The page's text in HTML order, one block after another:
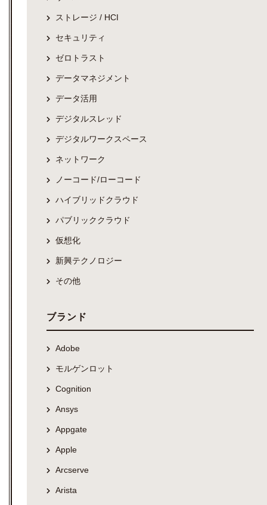
ストレージ / HCI
セキュリティ
ゼロトラスト
データマネジメント
データ活用
デジタルスレッド
デジタルワークスペース
ネットワーク
ノーコード/ローコード
ハイブリッドクラウド
パブリッククラウド
仮想化
新興テクノロジー
その他
ブランド
Adobe
モルゲンロット
Cognition
Ansys
Appgate
Apple
Arcserve
Arista